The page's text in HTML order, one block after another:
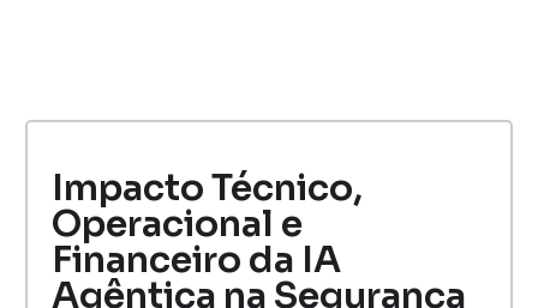
Impacto Técnico,
Operacional e
Financeiro da IA
Agêntica na Segurança